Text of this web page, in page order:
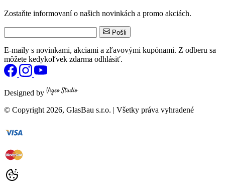
Zostaňte informovaní o našich novinkách a promo akciách.
Pošli
E-maily s novinkami, akciami a zľavovými kupónami. Z odberu sa
môžete kedykoľvek zdarma odhlásiť.
Designed by
© Copyright 2026, GlasBau s.r.o. | Všetky práva vyhradené